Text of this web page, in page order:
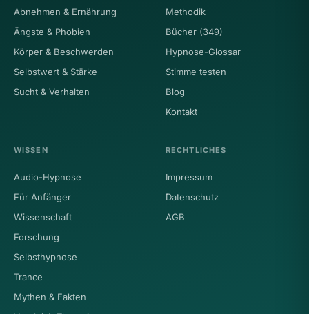
Abnehmen & Ernährung
Ängste & Phobien
Körper & Beschwerden
Selbstwert & Stärke
Sucht & Verhalten
Methodik
Bücher (349)
Hypnose-Glossar
Stimme testen
Blog
Kontakt
WISSEN
Audio-Hypnose
Für Anfänger
Wissenschaft
Forschung
Selbsthypnose
Trance
Mythen & Fakten
RECHTLICHES
Impressum
Datenschutz
AGB